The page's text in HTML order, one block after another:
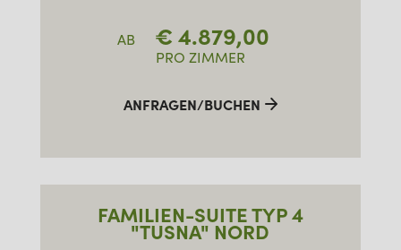
AB € 4.879,00
PRO ZIMMER
ANFRAGEN/BUCHEN
FAMILIEN-SUITE TYP 4
"TUSNA" NORD